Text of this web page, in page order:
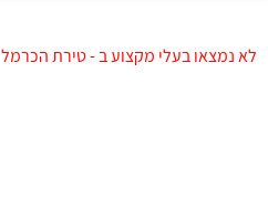
לא נמצאו בעלי מקצוע ב - טירת הכרמל